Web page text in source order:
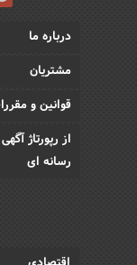
درباره ما
مشتریان
قوانین و
از رپورتاژ
رسانه ای